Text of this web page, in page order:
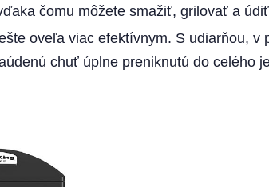
čomu môžete smažiť, grilovať a
oveľa viac efektívnym. S udiarňou,
chuť úplne preniknutú do celého